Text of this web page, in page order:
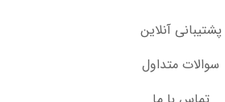
پشتیبانی آنلاین
سوالات متداول